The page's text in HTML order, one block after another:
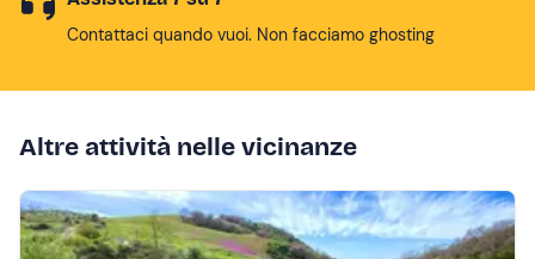
Contattaci quando vuoi. Non facciamo ghosting
Altre attività nelle vicinanze